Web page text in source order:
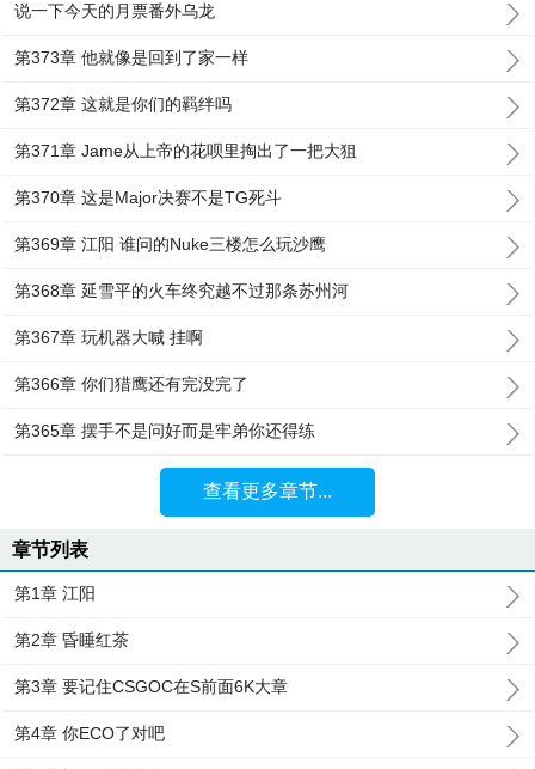
说一下今天的月票番外乌龙
第373章 他就像是回到了家一样
第372章 这就是你们的羁绊吗
第371章 Jame从上帝的花呗里掏出了一把大狙
第370章 这是Major决赛不是TG死斗
第369章 江阳 谁问的Nuke三楼怎么玩沙鹰
第368章 延雪平的火车终究越不过那条苏州河
第367章 玩机器大喊 挂啊
第366章 你们猎鹰还有完没完了
第365章 摆手不是问好而是牢弟你还得练
查看更多章节...
章节列表
第1章 江阳
第2章 昏睡红茶
第3章 要记住CSGOC在S前面6K大章
第4章 你ECO了对吧